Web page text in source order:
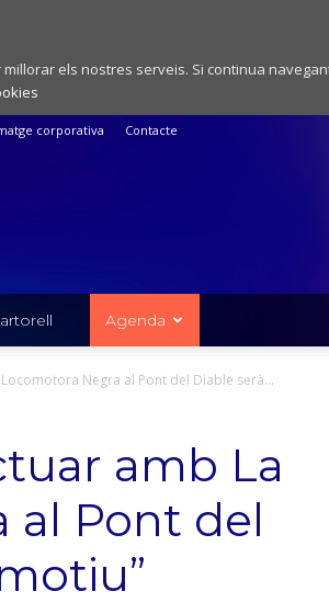
els nostres serveis. Si continua
corporativa Contacte
Agenda
Negra al Pont del Diable serà...
amb La
al Pont del